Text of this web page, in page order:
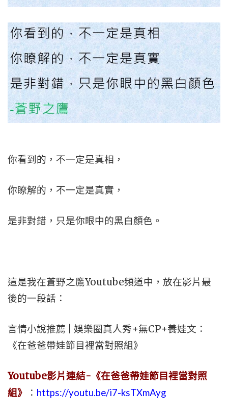
你看到的，不一定是真相，
你瞭解的，不一定是真實，
是非對錯，只是你眼中的黑白顏色。
這是我在蒼野之鷹Youtube頻道中，放在影片最
後的一段話：
言情小說推薦 | 娛樂圈真人秀+無CP+養娃文：
《在爸爸帶娃節目裡當對照組》
Youtube影片連結-《在爸爸帶娃節目裡當對照
組》
： https://youtu.be/i7-ksTXmAyg